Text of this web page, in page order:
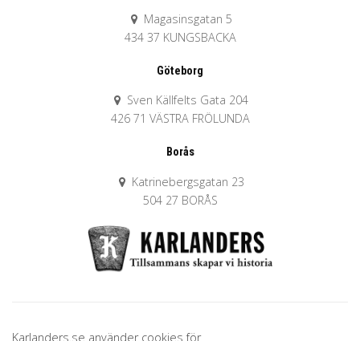
Magasinsgatan 5
434 37 KUNGSBACKA
Göteborg
Sven Källfelts Gata 204
426 71 VÄSTRA FRÖLUNDA
Borås
Katrinebergsgatan 23
504 27 BORÅS
Karlanders.se använder cookies för